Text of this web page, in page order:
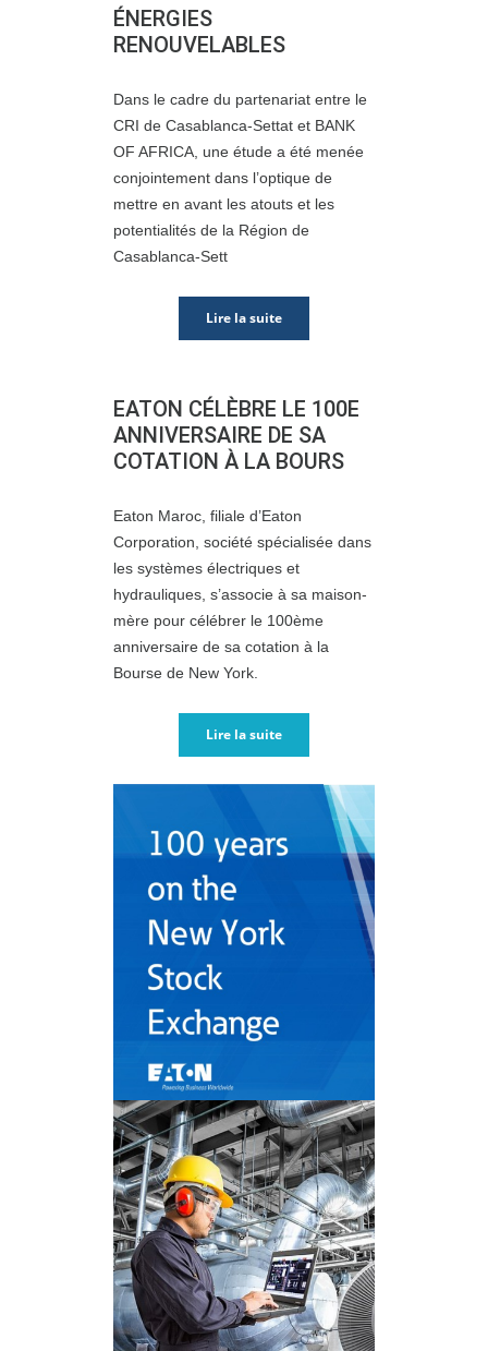
ÉNERGIES
RENOUVELABLES
Dans le cadre du partenariat entre le
CRI de Casablanca-Settat et BANK
OF AFRICA, une étude a été menée
conjointement dans l’optique de
mettre en avant les atouts et les
potentialités de la Région de
Casablanca-Sett
Lire la suite
EATON CÉLÈBRE LE 100E
ANNIVERSAIRE DE SA
COTATION À LA BOURS
Eaton Maroc, filiale d’Eaton
Corporation, société spécialisée dans
les systèmes électriques et
hydrauliques, s’associe à sa maison-
mère pour célébrer le 100ème
anniversaire de sa cotation à la
Bourse de New York.
Lire la suite